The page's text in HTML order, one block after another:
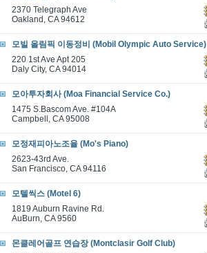
2370 Telegraph Ave
Oakland, CA 94612
모빌 올림픽 이동정비 (Mobil Olympic Auto Service)
220 1st Ave Apt 205
Daly City, CA 94014
모아투자회사 (Moa Financial Service Co.)
1475 S.Bascom Ave. #104A
Campbell, CA 95008
모정재피아노조율 (Mo's Piano)
2623-43rd Ave.
San Francisco, CA 94116
모텔씩스 (Motel 6)
1819 Auburn Ravine Rd.
AuBurn, CA 9560
몬클레어골프 연습장 (Montclasir Golf Club)